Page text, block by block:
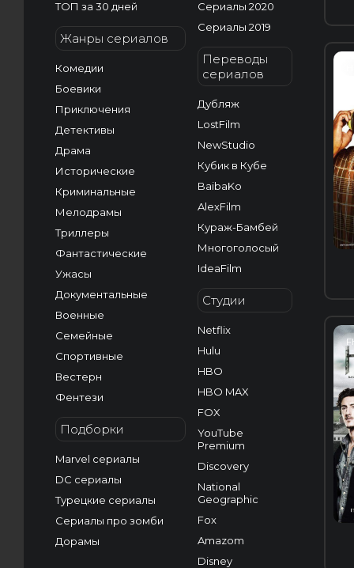
ТОП за 30 дней
Жанры сериалов
Комедии
Боевики
Приключения
Детективы
Драма
Исторические
Криминальные
Мелодрамы
Триллеры
Фантастические
Ужасы
Документальные
Военные
Семейные
Спортивные
Вестерн
Фентези
Подборки
Marvel сериалы
DC сериалы
Турецкие сериалы
Сериалы про зомби
Дорамы
Сериалы 2020
Сериалы 2019
Переводы
сериалов
Дубляж
LostFilm
NewStudio
Кубик в Кубе
BaibaKo
AlexFilm
Кураж-Бамбей
Многоголосый
IdeaFilm
Студии
Netflix
Hulu
HBO
HBO MAX
FOX
YouTube
Premium
Discovery
National
Geographic
Fox
Amazom
Disney